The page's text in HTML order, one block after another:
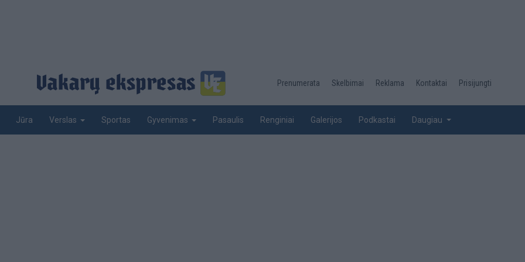
Desktop
top
Prenumerata Skelbimai Reklama Kontaktai Prisijungti
Jūra Verslas Sportas Gyvenimas Pasaulis Renginiai Galerijos Podkastai Daugiau